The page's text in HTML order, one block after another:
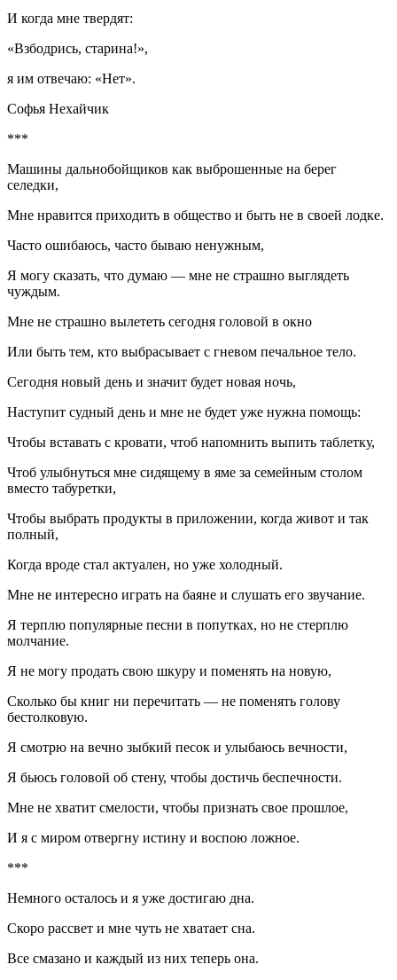
И когда мне твердят:
«Взбодрись, старина!»,
я им отвечаю: «Нет».
Софья Нехайчик
***
Машины дальнобойщиков как выброшенные на берег
селедки,
Мне нравится приходить в общество и быть не в своей лодке.
Часто ошибаюсь, часто бываю ненужным,
Я могу сказать, что думаю — мне не страшно выглядеть
чуждым.
Мне не страшно вылететь сегодня головой в окно
Или быть тем, кто выбрасывает с гневом печальное тело.
Сегодня новый день и значит будет новая ночь,
Наступит судный день и мне не будет уже нужна помощь:
Чтобы вставать с кровати, чтоб напомнить выпить таблетку,
Чтоб улыбнуться мне сидящему в яме за семейным столом
вместо табуретки,
Чтобы выбрать продукты в приложении, когда живот и так
полный,
Когда вроде стал актуален, но уже холодный.
Мне не интересно играть на баяне и слушать его звучание.
Я терплю популярные песни в попутках, но не стерплю
молчание.
Я не могу продать свою шкуру и поменять на новую,
Сколько бы книг ни перечитать — не поменять голову
бестолковую.
Я смотрю на вечно зыбкий песок и улыбаюсь вечности,
Я бьюсь головой об стену, чтобы достичь беспечности.
Мне не хватит смелости, чтобы признать свое прошлое,
И я с миром отвергну истину и воспою ложное.
***
Немного осталось и я уже достигаю дна.
Скоро рассвет и мне чуть не хватает сна.
Все смазано и каждый из них теперь она.